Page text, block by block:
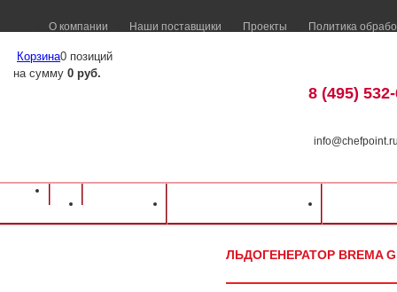
О компании Наши поставщики Проекты Политика
Корзина0 позиций
на сумму 0 руб.
8 (495)
Оборудование для ресторанов и кафе
ЛЬДОГЕНЕРАТОР BREMA G